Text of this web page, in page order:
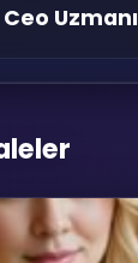
Uzmanı